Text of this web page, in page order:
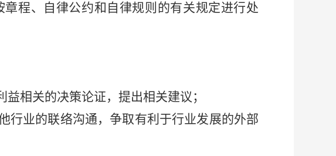
程、自律公约和自律规则的有关规定进行处
相关的决策论证，提出相关建议；
行业的联络沟通，争取有利于行业发展的外部